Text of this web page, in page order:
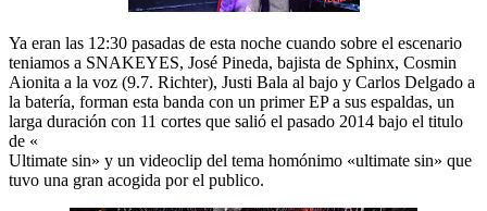
Ya eran las 12:30 pasadas de esta noche cuando sobre el escenario
teniamos a SNAKEYES, José Pineda, bajista de Sphinx, Cosmin
Aionita a la voz (9.7. Richter), Justi Bala al bajo y Carlos Delgado a
la batería, forman esta banda con un primer EP a sus espaldas, un
larga duración con 11 cortes que salió el pasado 2014 bajo el titulo
de «
Ultimate sin» y un videoclip del tema homónimo «ultimate sin» que
tuvo una gran acogida por el publico.